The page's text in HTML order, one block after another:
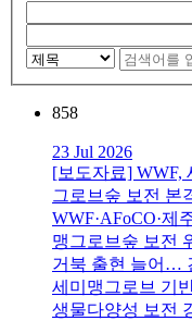
858
23 Jul 2026
[보도자료] WWF,
그로브숲 보전 본
WWF·AFoCO·제
맹그로브숲 보전
거북 출현 늘어…
세미맹그로브 기
생물다양성 보전